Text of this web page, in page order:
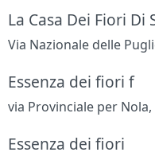
La Casa Dei Fiori Di
Via Nazionale delle
Essenza dei fiori f
via Provinciale per
Essenza dei fiori